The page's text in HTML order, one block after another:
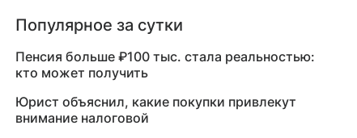
Популярное за сутки
Пенсия больше ₽100 тыс. стала реальностью:
кто может получить
Юрист объяснил, какие покупки привлекут
внимание налоговой